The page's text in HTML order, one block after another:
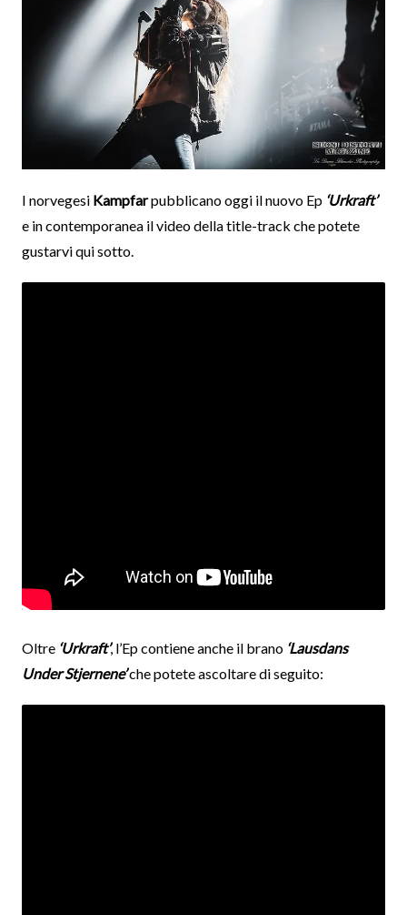
I norvegesi Kampfarpubblicano oggi il nuovo Ep ‘Urkraft’
e in contemporanea il video della title-track che potete
gustarvi qui sotto.
Oltre ‘Urkraft’, l’Ep contiene anche il brano ‘Lausdans
Under Stjernene’che potete ascoltare di seguito: